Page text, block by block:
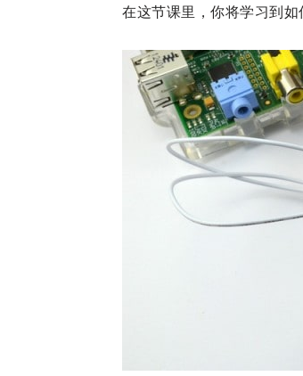
在这节课里，你将学习到如